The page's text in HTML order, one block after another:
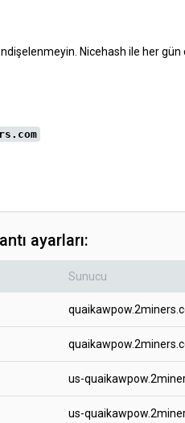
Nicehash ile her
ayarları:
Sunucu
us-
us-